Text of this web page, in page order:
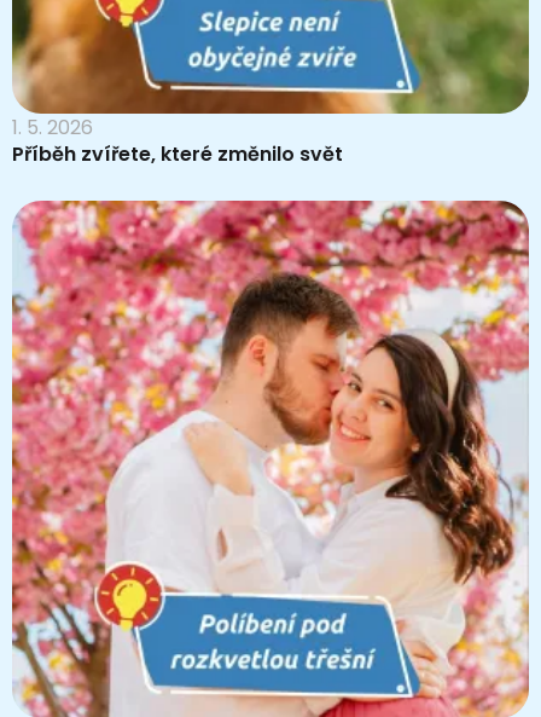
1. 5. 2026
Příběh zvířete, které změnilo svět